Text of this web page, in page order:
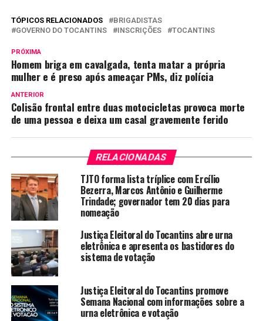
TÓPICOS RELACIONADOS
BRIGADISTAS
GOVERNO DO TOCANTINS
INSCRIÇÕES TOCANTINS
PRÓXIMA
Homem briga em cavalgada, tenta matar a própria
mulher e é preso após ameaçar PMs, diz polícia
ANTERIOR
Colisão frontal entre duas motocicletas provoca morte
de uma pessoa e deixa um casal gravemente ferido
RELACIONADAS
TJTO forma lista tríplice com Ercílio
Bezerra, Marcos Antônio e Guilherme
Trindade; governador tem 20 dias para
nomeação
Justiça Eleitoral do Tocantins abre urna
eletrônica e apresenta os bastidores do
sistema de votação
Justiça Eleitoral do Tocantins promove
Semana Nacional com informações sobre a
urna eletrônica e votação